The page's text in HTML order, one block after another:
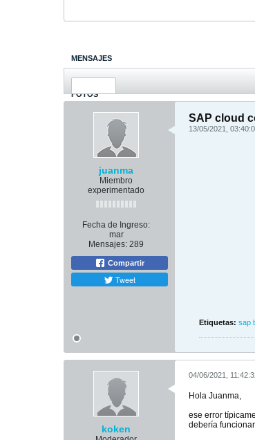
MENSAJES
ÚLTIMA ACTIVIDAD
FOTOS
juanma
Miembro
experimentado
Fecha de Ingreso:
mar
Mensajes: 289
Compartir
Tweet
SAP cloud
13/05/2021,
Etiquetas: sap
koken
04/06/2021,
Hola Juanma,
ese error
debería